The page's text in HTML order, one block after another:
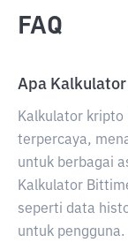
FAQ
Apa
Kalkulator
terpercaya,
untuk berbagai
Kalkulator
seperti data
untuk pengguna.